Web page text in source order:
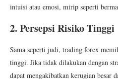
intuisi atau emosi, mirip seperti
2. Persepsi Risiko Tinggi
Sama seperti judi, trading forex
tinggi. Jika tidak dilakukan dengan
dapat mengakibatkan kerugian besar